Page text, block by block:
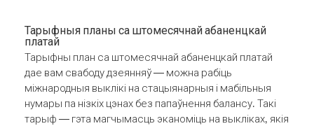
Тарыфныя планы са штомесячнай абаненцкай
платай
Тарыфны план са штомесячнай абаненцкай платай
дае вам свабоду дзеянняў — можна рабіць
міжнародныя выклікі на стацыянарныя і мабільныя
нумары па нізкіх цэнах без папаўнення балансу. Такі
тарыф — гэта магчымасць эканоміць на выкліках, якія